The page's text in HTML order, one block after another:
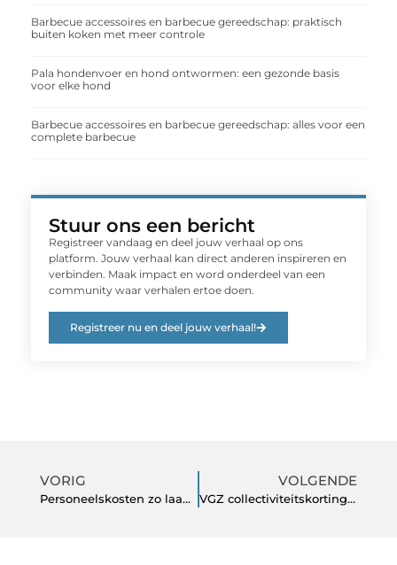
Barbecue accessoires en barbecue gereedschap: praktisch
buiten koken met meer controle
Pala hondenvoer en hond ontwormen: een gezonde basis
voor elke hond
Barbecue accessoires en barbecue gereedschap: alles voor een
complete barbecue
Stuur ons een bericht
Registreer vandaag en deel jouw verhaal op ons
platform. Jouw verhaal kan direct anderen inspireren en
verbinden. Maak impact en word onderdeel van een
community waar verhalen ertoe doen.
Registreer nu en deel jouw verhaal!
VORIG
Personeelskosten zo laag mogelijk houden
VOLGENDE
VGZ collectiviteitskorting en andere mogelijkheden